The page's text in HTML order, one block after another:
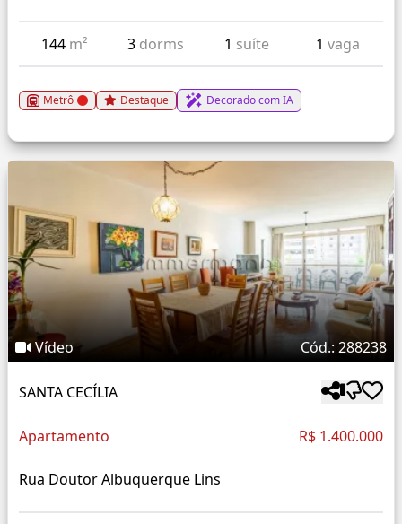
144 m² 3 dorms 1 suíte 1 vaga
Metrô Destaque Decorado com IA
Vídeo Cód.: 288238
SANTA CECÍLIA
Apartamento R$ 1.400.000
Rua Doutor Albuquerque Lins